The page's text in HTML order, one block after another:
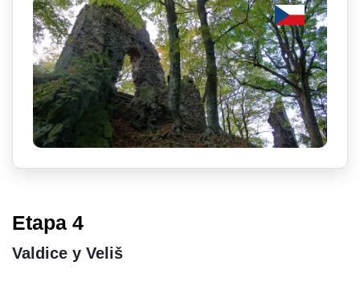
Etapa 4
Valdice y Veliš